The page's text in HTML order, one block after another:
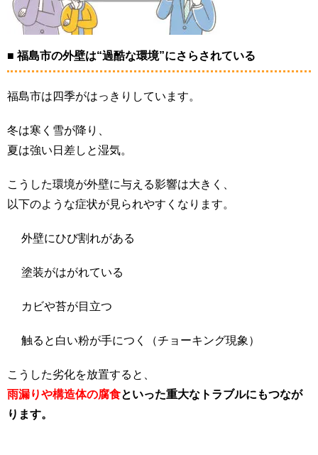
■ 福島市の外壁は“過酷な環境”にさらされている
福島市は四季がはっきりしています。
冬は寒く雪が降り、
夏は強い日差しと湿気。
こうした環境が外壁に与える影響は大きく、
以下のような症状が見られやすくなります。
外壁にひび割れがある
塗装がはがれている
カビや苔が目立つ
触ると白い粉が手につく（チョーキング現象）
こうした劣化を放置すると、
雨漏りや構造体の腐食といった重大なトラブルにもつなが
ります。